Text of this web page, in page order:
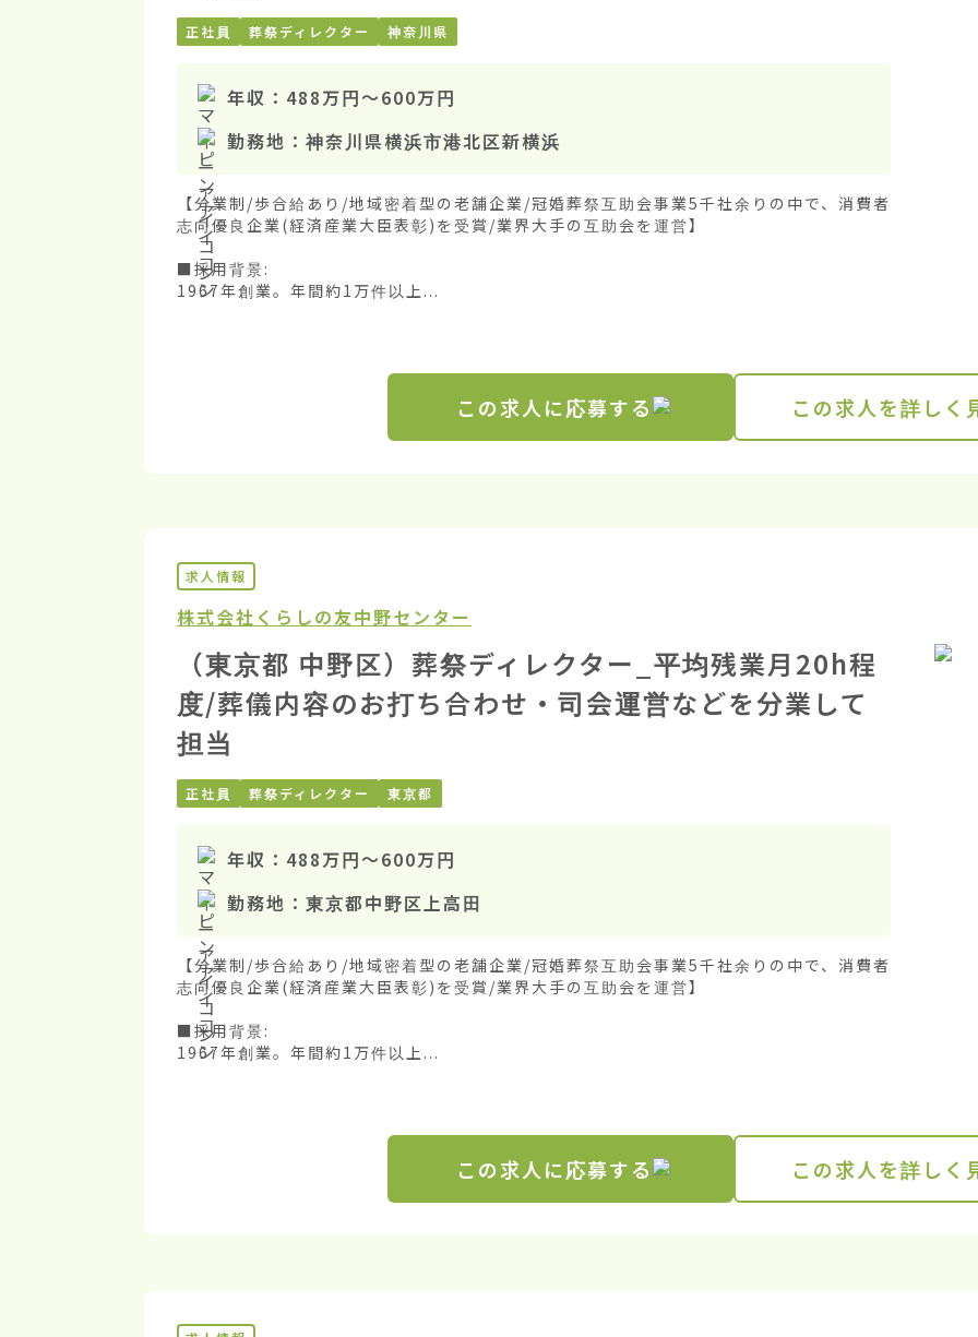
正社員 葬祭ディレクター 神奈川県
年収： 488万円〜600万円
勤務地： 神奈川県横浜市港北区新横浜
【分業制/歩合給あり/地域密着型の老舗企業/冠婚葬祭互助会事業5千社余りの中で、消費者
志向優良企業(経済産業大臣表彰)を受賞/業界大手の互助会を運営】
■採用背景:
1967年創業。年間約1万件以上...
この求人に応募する この求人を詳しく
求人情報
株式会社くらしの友中野センター
（東京都 中野区）葬祭ディレクター_平均残業月20h程
度/葬儀内容のお打ち合わせ・司会運営などを分業して
担当
正社員 葬祭ディレクター 東京都
年収： 488万円〜600万円
勤務地： 東京都中野区上高田
【分業制/歩合給あり/地域密着型の老舗企業/冠婚葬祭互助会事業5千社余りの中で、消費者
志向優良企業(経済産業大臣表彰)を受賞/業界大手の互助会を運営】
■採用背景:
1967年創業。年間約1万件以上...
この求人に応募する この求人を詳しく